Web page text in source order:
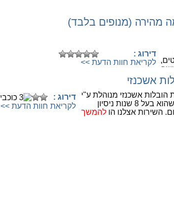
מהירה (מנופים בלבד)
דירוג :
לקריאת חוות הדעת >>
אשכנזי
הובלות אשכנזי מנוהלת ע"י
מיקי שהוא בעל 8 שנות ניסיון
השירות אצלנו הו להמשך
דירוג :
לקריאת חוות הדעת >>